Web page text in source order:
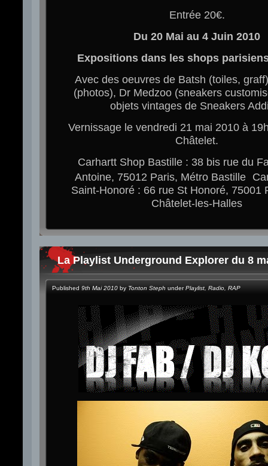
Entrée 20€.
Du 20 Mai au 4 Juin 2010
Expositions dans les shops
Avec des oeuvres de Batsh (toiles,
(photos), Dr Medzoo (sneakers
objets vintages de Sneakers
Vernissage le vendredi 21 mai 2010 à
Châtelet.
Carhartt Shop Bastille : 38 bis rue du
Antoine, 75012 Paris, Métro Bastille
Saint-Honoré : 66 rue St Honoré, 75001
Châtelet-les-Halles
La Playlist Underground Explorer du 8
Published 9th Mai 2010 by Tonton Steph underPlaylist Radio RAP